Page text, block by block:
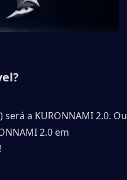
a KURONNAMI 2.0. Ou
2.0 em